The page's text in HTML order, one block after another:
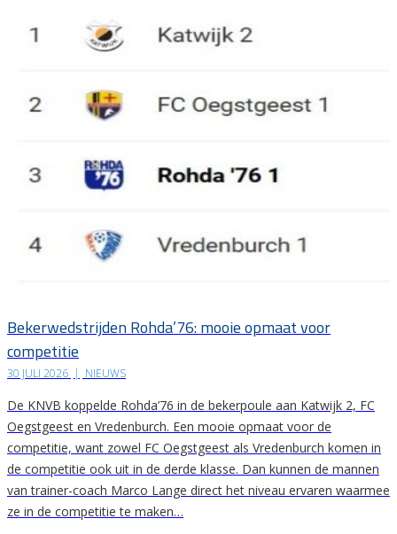
Bekerwedstrijden Rohda’76: mooie opmaat voor
competitie
30 JULI 2026 | NIEUWS
De KNVB koppelde Rohda’76 in de bekerpoule aan Katwijk 2, FC
Oegstgeest en Vredenburch. Een mooie opmaat voor de
competitie, want zowel FC Oegstgeest als Vredenburch komen in
de competitie ook uit in de derde klasse. Dan kunnen de mannen
van trainer-coach Marco Lange direct het niveau ervaren waarmee
ze in de competitie te maken…